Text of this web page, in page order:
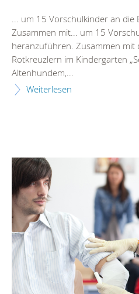
... um 15 Vorschulkinder an die
Zusammen mit... um 15
heranzuführen. Zusammen mit
Rotkreuzlern im Kindergarten
Altenhundem,...
Weiterlesen